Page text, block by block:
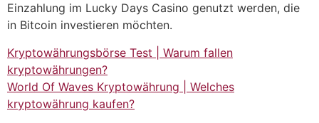
Einzahlung im Lucky Days Casino genutzt werden, die
in Bitcoin investieren möchten.
Kryptowährungsbörse Test | Warum fallen
kryptowährungen?
World Of Waves Kryptowährung | Welches
kryptowährung kaufen?